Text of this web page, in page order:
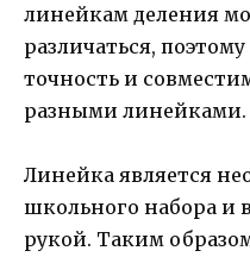
линейкам деления
различаться,
точность и
разными линейками.
Линейка является
школьного набора и
рукой. Таким